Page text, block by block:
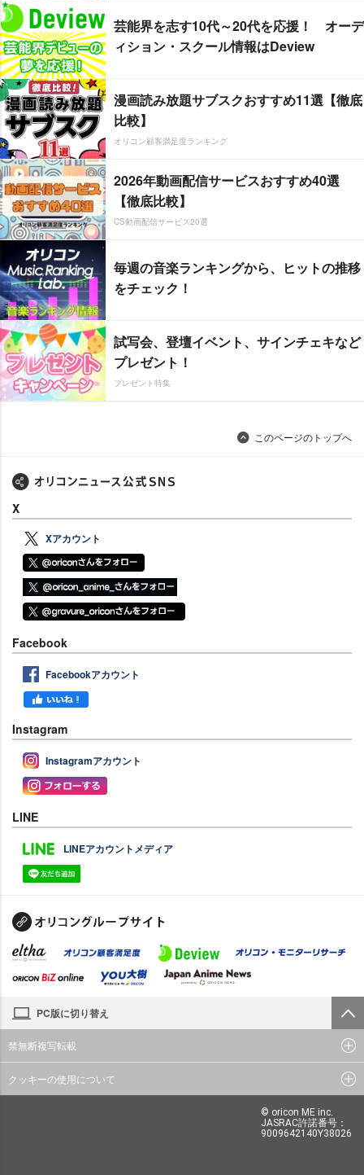
芸能界を志す10代～20代を応援！ オーデ
ィション・スクール情報はDeview
漫画読み放題サブスクおすすめ11選【徹底
比較】
オリコン顧客満足度ランキング
2026年動画配信サービスおすすめ40選
【徹底比較】
CS動画配信サービス20選
毎週の音楽ランキングから、ヒットの推移
をチェック！
試写会、登壇イベント、サインチェキなど
プレゼント！
プレゼント特集
このページのトップへ
X
Xアカウント
Facebook
Facebookアカウント
Instagram
Instagramアカウント
LINE
LINEアカウントメディア
PC版に切り替え
禁無断複写転載
クッキーの使用について
© oricon ME inc.
JASRAC許諾番号：
9009642140Y38026